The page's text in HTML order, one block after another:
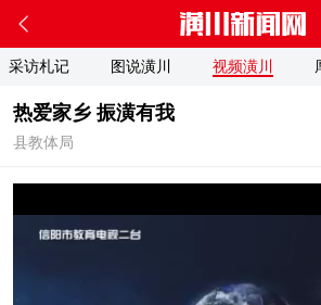
采访札记 图说潢川 视频潢川
热爱家乡 振潢有我
县教体局